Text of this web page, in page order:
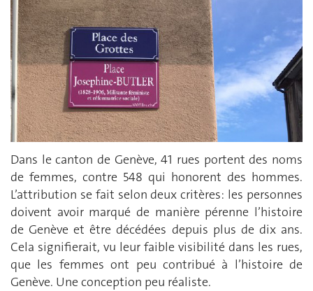
Dans le canton de Genève, 41 rues portent des noms
de femmes, contre 548 qui honorent des hommes.
L’attribution se fait selon deux critères: les personnes
doivent avoir marqué de manière pérenne l’histoire
de Genève et être décédées depuis plus de dix ans.
Cela signifierait, vu leur faible visibilité dans les rues,
que les femmes ont peu contribué à l’histoire de
Genève. Une conception peu réaliste.